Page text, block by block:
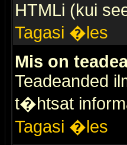
HTMLi (kui
Tagasi �les
Mis on
Teadeanded
t�htsat
Tagasi �les